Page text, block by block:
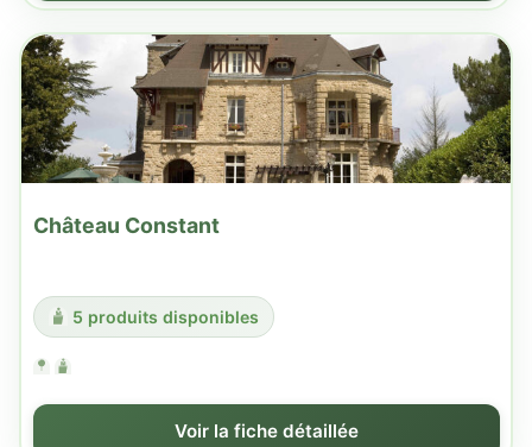
Château Constant
5 produits disponibles
Voir la fiche détaillée